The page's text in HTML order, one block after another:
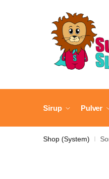
Sirup Pulver
Shop (System) |